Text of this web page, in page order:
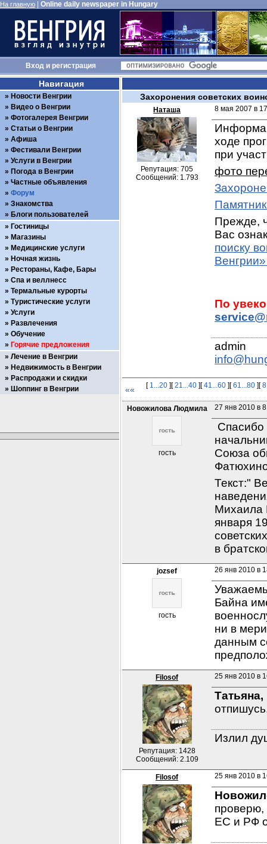
На главную Online daily newspaper in Hungary
Входи регистрация
Захоронения советских
Наташа
Репутация: 705
Сообщений: 1.793
8 мая 2007 в
ходе
при
фото
Прежде,
Вас
поиску
«« [ 1...20 ][21...40 ][41...60 ][61...80 ][
Новожилова Людмила
гость
27 янв 2010 в
Спасибо
Союза
Текст:"
Михаила
января
в
jozsef
гость
26 янв 2010 в
Байна
ни в
данным
Filosof
Репутация: 1428
Сообщений: 2.109
25 янв 2010 в
Татьяна,
Излил
Filosof 25 янв 2010 в
проверю,
ЕС и РФ
Навигация
Новости Венгрии
Видео о Венгрии
Фотогалерея Венгрии
Статьи о Венгрии
Афиша
Фестивали Венгрии
Услуги в Венгрии
Погода в Венгрии
Частные объявления
Форум
Знакомства
Блоги пользователей
Гостиницы
Магазины
Медицинские услуги
Ночная жизнь
Рестораны, Кафе, Бары
Спа и веллнесс
Термальные курорты
Туристические услуги
Услуги
Развлечения
Обучение
Горячие предложения
Лечение в Венгрии
Недвижимость в Венгрии
Распродажи и скидки
Шоппинг в Венгрии